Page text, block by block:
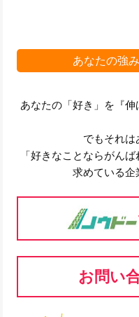
あなたの強
あなたの「好き」を『
でもそれは
「好きなことならがん
求めている企
お問い